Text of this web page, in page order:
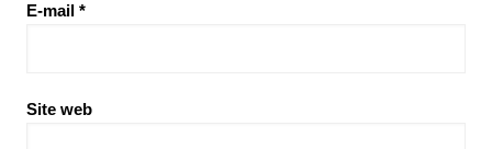
E-mail *
Site web